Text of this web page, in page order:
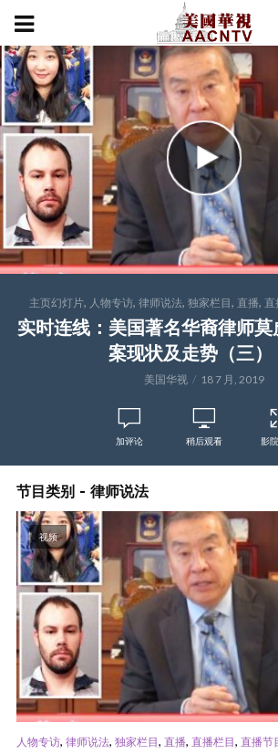
主页幻灯片, 人物专访, 律师说法, 独家栏目, 直播, 直
实时连线：美国著名华裔律师
案现状及走势（三）
美国华视 18 7 月, 2019
加评论 稍后观看 影
节目类别 - 律师说法
视频
人物专访, 律师说法, 独家栏目, 直播, 直播栏目, 直播节